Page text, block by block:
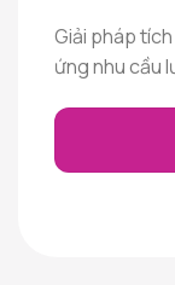
Giải pháp
ứng nhu cầu